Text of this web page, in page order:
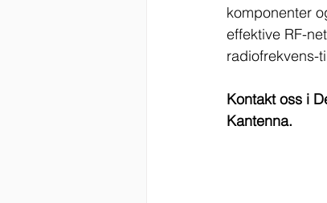
komponenter
effektive RF-
radiofrekvens-
Kontakt oss i
Kantenna.